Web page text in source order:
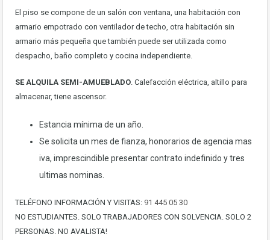
El piso se compone de un salón con ventana, una habitación con
armario empotrado con ventilador de techo, otra habitación sin
armario más pequeña que también puede ser utilizada como
despacho, baño completo y cocina independiente.
SE ALQUILA SEMI-AMUEBLADO . Calefacción eléctrica, altillo para
almacenar, tiene ascensor.
Estancia mínima de un año.
Se solicita un mes de fianza, honorarios de agencia mas
iva, imprescindible presentar contrato indefinido y tres
ultimas nominas.
TELÉFONO INFORMACIÓN Y VISITAS: 91 445 05 30
NO ESTUDIANTES. SOLO TRABAJADORES CON SOLVENCIA. SOLO 2
PERSONAS. NO AVALISTA!